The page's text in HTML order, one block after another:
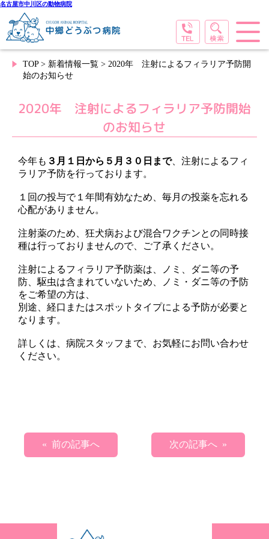
名古屋市中川区の動物病院
TOP> 新着情報一覧 > 2020年 注射によるフィラリア予防開
始のお知らせ
2020年 注射によるフィラリア予防開始
のお知らせ
今年も ３月１日から５月３０日まで、注射によるフィ
ラリア予防を行っております。
１回の投与で１年間有効なため、毎月の投薬を忘れる
心配がありません。
注射薬のため、狂犬病および混合ワクチンとの同時接
種は行っておりませんので、ご了承ください。
注射によるフィラリア予防薬は、ノミ、ダニ等の予
防、駆虫は含まれていないため、ノミ・ダニ等の予防
をご希望の方は、
別途、経口またはスポットタイプによる予防が必要と
なります。
詳しくは、病院スタッフまで、お気軽にお問い合わせ
ください。
« 前の記事へ 次の記事へ »